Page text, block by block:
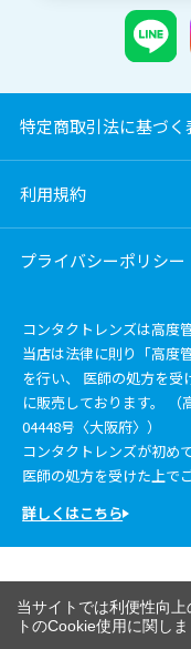
特定商取引法に基づく
利用規約
プライバシーポリシー
コンタクトレンズは高度
当店は法律に則り「高度
を行い、 医師の処方を
に販売しております。
04448号〈大阪府〉）
コンタクトレンズが初め
医師の処方を受けた上で
詳しくはこちら
当サイトでは利便性向
トのCookie使用に関し